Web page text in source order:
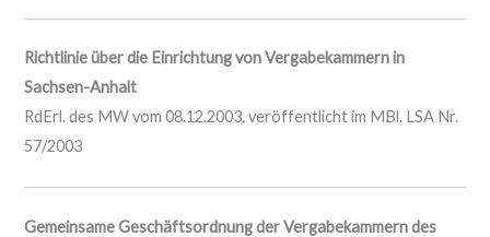
Richtlinie über die Einrichtung von Vergabekammern in
Sachsen-Anhalt
RdErl. des MW vom 08.12.2003, veröffentlicht im MBl. LSA Nr.
57/2003
Gemeinsame Geschäftsordnung der Vergabekammern des